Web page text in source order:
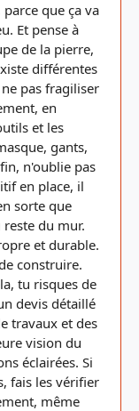
que ça va
Et pense à
de la pierre,
différentes
pas fragiliser
en
et les
gants,
n'oublie pas
en place, il
sorte que
du mur.
et durable.
construire.
tu risques de
devis détaillé
travaux et des
vision du
éclairées. Si
fais les vérifier
même